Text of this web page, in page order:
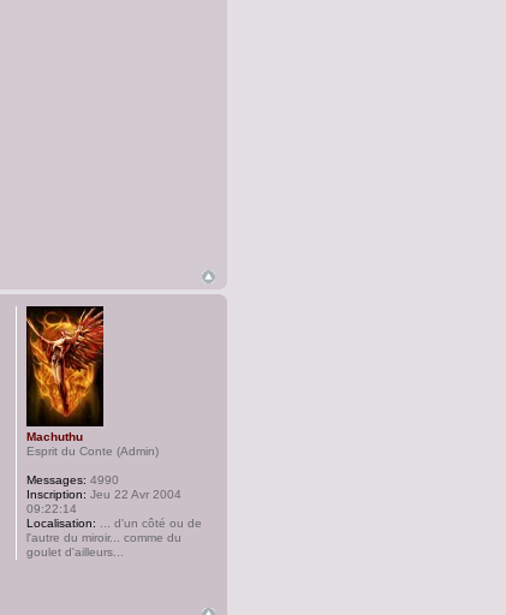
Machuthu
Esprit du Conte (Admin)
Messages: 4990
Inscription: Jeu 22 Avr 2004
09:22:14
Localisation: ... d'un côté ou de
l'autre du miroir... comme du
goulet d'ailleurs...